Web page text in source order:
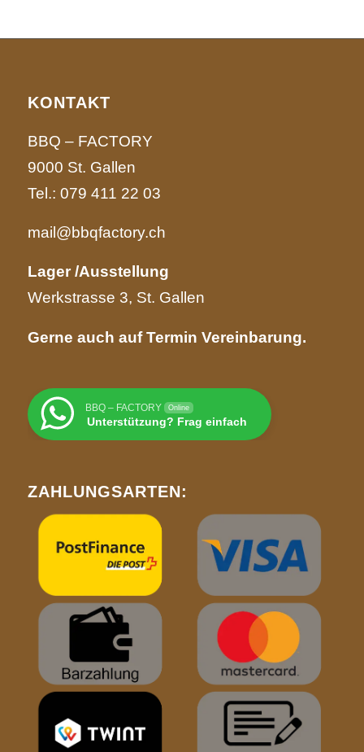
KONTAKT
BBQ – FACTORY
9000 St. Gallen
Tel.: 079 411 22 03
mail@bbqfactory.ch
Lager /Ausstellung
Werkstrasse 3, St. Gallen
Gerne auch auf Termin Vereinbarung.
BBQ – FACTORY Online
Unterstützung? Frag einfach
ZAHLUNGSARTEN: